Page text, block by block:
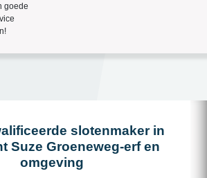
goede
slotenmaker in
Suze Groeneweg-erf en
omgeving